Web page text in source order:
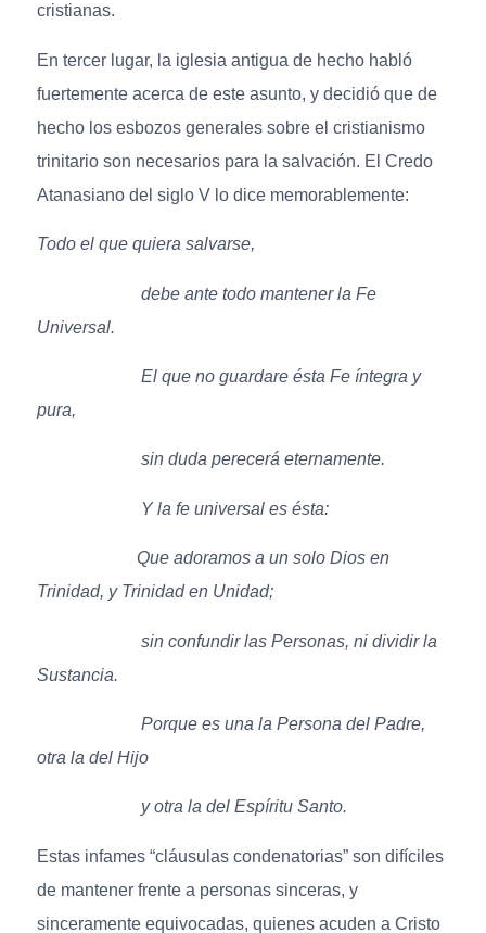
cristianas.
En tercer lugar, la iglesia antigua de hecho habló
fuertemente acerca de este asunto, y decidió que de
hecho los esbozos generales sobre el cristianismo
trinitario son necesarios para la salvación. El Credo
Atanasiano del siglo V lo dice memorablemente:
Todo el que quiera salvarse,
debe ante todo mantener la Fe
Universal.
El que no guardare ésta Fe íntegra y
pura,
sin duda perecerá eternamente.
Y la fe universal es ésta:
Que adoramos a un solo Dios en
Trinidad, y Trinidad en Unidad;
sin confundir las Personas, ni dividir la
Sustancia.
Porque es una la Persona del Padre,
otra la del Hijo
y otra la del Espíritu Santo.
Estas infames “cláusulas condenatorias” son difíciles
de mantener frente a personas sinceras, y
sinceramente equivocadas, quienes acuden a Cristo